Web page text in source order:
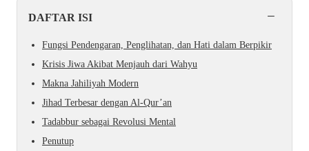
DAFTAR ISI −
Fungsi Pendengaran, Penglihatan, dan Hati dalam Berpikir
Krisis Jiwa Akibat Menjauh dari Wahyu
Makna Jahiliyah Modern
Jihad Terbesar dengan Al-Qur’an
Tadabbur sebagai Revolusi Mental
Penutup